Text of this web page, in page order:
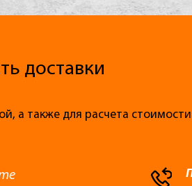
доставки
а также для расчета